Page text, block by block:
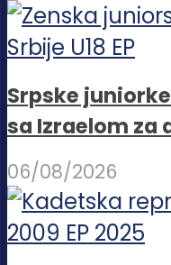
Srpske
sa Izraelom za
06/08/2026